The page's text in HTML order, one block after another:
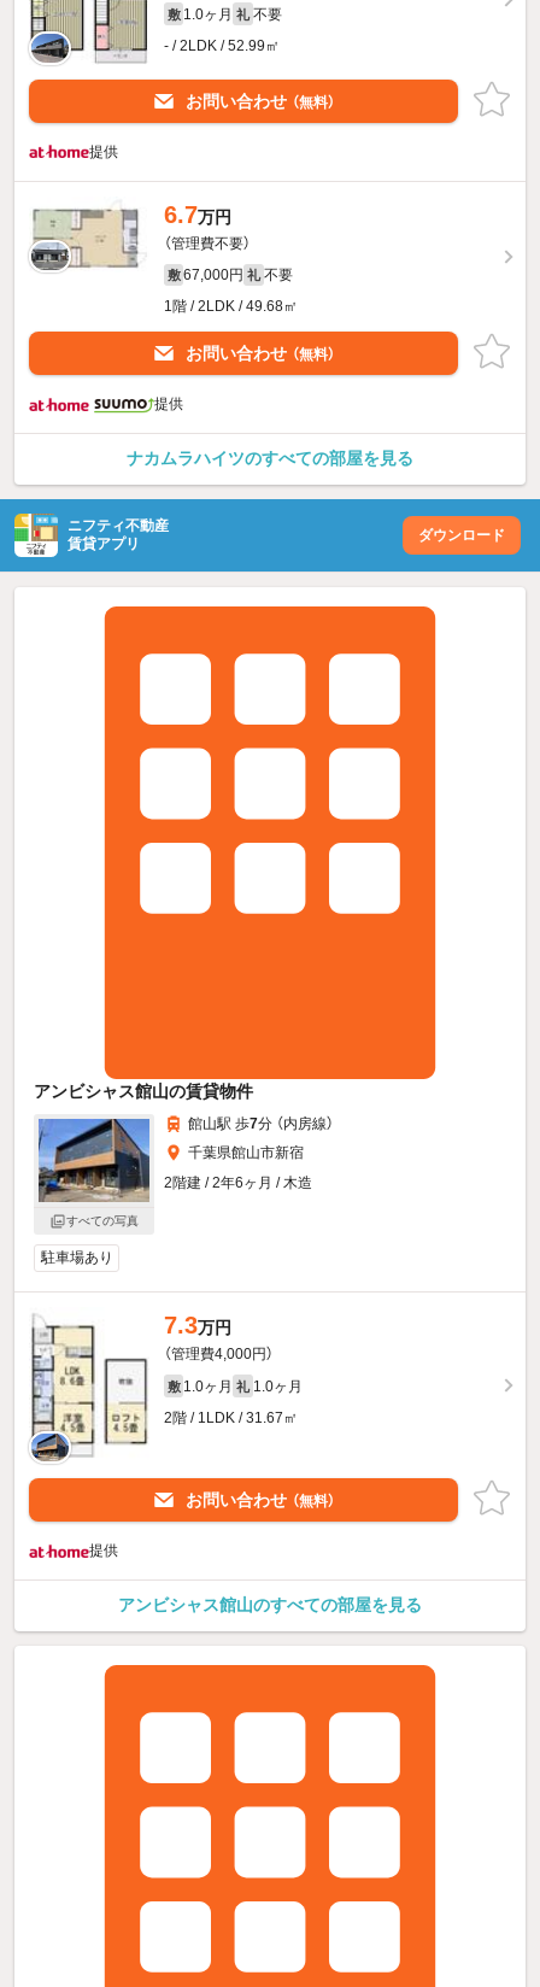
敷 1.0ヶ月 礼 不要
- / 2LDK / 52.99㎡
お問い合わせ （無料）
提供
6.7万円
（管理費不要）
敷 67,000円 礼 不要
1階 / 2LDK / 49.68㎡
お問い合わせ （無料）
提供
ナカムラハイツのすべての部屋を見る
ニフティ不動産
賃貸アプリ
ダウンロード
アンビシャス館山の賃貸物件
すべての写真
館山駅 歩7分 （内房線）
千葉県館山市新宿
2階建 / 2年6ヶ月 / 木造
駐車場あり
7.3万円
（管理費4,000円）
敷 1.0ヶ月 礼 1.0ヶ月
2階 / 1LDK / 31.67㎡
お問い合わせ （無料）
提供
アンビシャス館山のすべての部屋を見る